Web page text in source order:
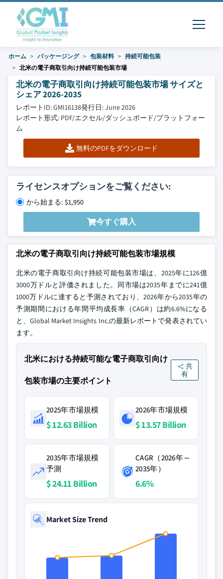
ホーム パッケージング 包装材料
持続可能包装
北米の電子商取引向け持続可能包装市場
北米の電子商取引向け持続可能包装市場 サイズと
シェア 2026-2035
レポートID: GMI16138発行日: June 2026
レポート形式: PDF/エクセル/ダッシュボード/プラットフォー
ム
無料のPDFをダウンロード
ライセンスオプションをご覧ください:
から始まる: $1,950
今すぐ購入
北米の電子商取引向け持続可能包装市場規模
北米の電子商取引向け持続可能包装市場は、2025年に126億
3000万ドルと評価されました。同市場は2035年までに241億
1000万ドルに達すると予測されており、2026年から2035年の
予測期間における年間平均成長率（CAGR）は約6.6%になる
と、Global Market Insights Inc.の最新レポートで発表されてい
ます。
北米における持続可能な電子商取引向け
包装市場の主要ポイント
共
有
2025年市場規模
$ 12.63 Billion
2026年市場規模
$ 13.57 Billion
2035年市場規模
予測
$ 24.11 Billion
CAGR（2026年～
2035年）
6.6%
Market Size Trend